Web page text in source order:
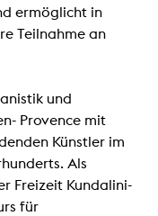
ermöglicht in
Teilnahme an
und
Provence mit
Künstler im
Als
Freizeit Kundalini-
für